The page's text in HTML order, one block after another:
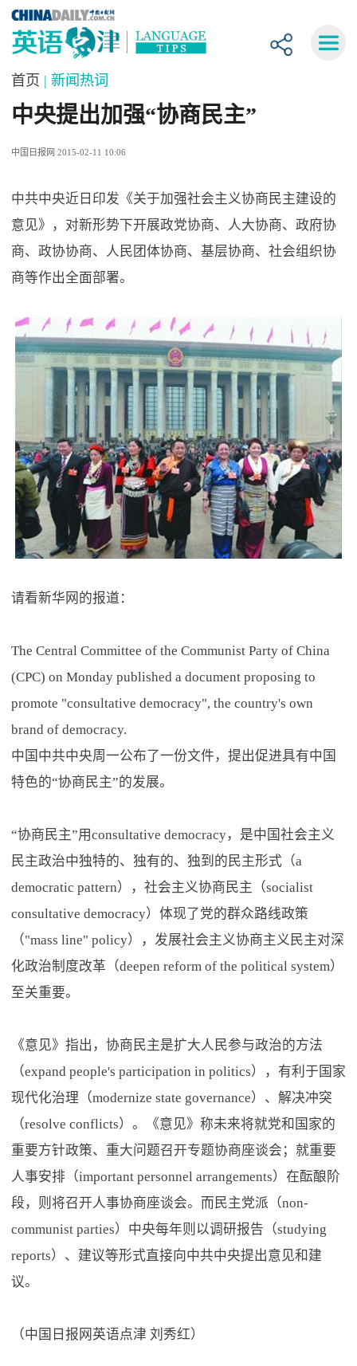
首页 | 新闻热词
中央提出加强“协商民主”
中国日报网 2015-02-11 10:06
中共中央近日印发《关于加强社会主义协商民主建设的
意见》，对新形势下开展政党协商、人大协商、政府协
商、政协协商、人民团体协商、基层协商、社会组织协
商等作出全面部署。
请看新华网的报道：
The Central Committee of the Communist Party of China
(CPC) on Monday published a document proposing to
promote "consultative democracy", the country's own
brand of democracy.
中国中共中央周一公布了一份文件，提出促进具有中国
特色的“协商民主”的发展。
“协商民主”用consultative democracy，是中国社会主义
民主政治中独特的、独有的、独到的民主形式（a
democratic pattern），社会主义协商民主（socialist
consultative democracy）体现了党的群众路线政策
（"mass line" policy），发展社会主义协商主义民主对深
化政治制度改革（deepen reform of the political system）
至关重要。
《意见》指出，协商民主是扩大人民参与政治的方法
（expand people's participation in politics），有利于国家
现代化治理（modernize state governance）、解决冲突
（resolve conflicts）。《意见》称未来将就党和国家的
重要方针政策、重大问题召开专题协商座谈会；就重要
人事安排（important personnel arrangements）在酝酿阶
段，则将召开人事协商座谈会。而民主党派（non-
communist parties）中央每年则以调研报告（studying
reports）、建议等形式直接向中共中央提出意见和建
议。
（中国日报网英语点津 刘秀红）